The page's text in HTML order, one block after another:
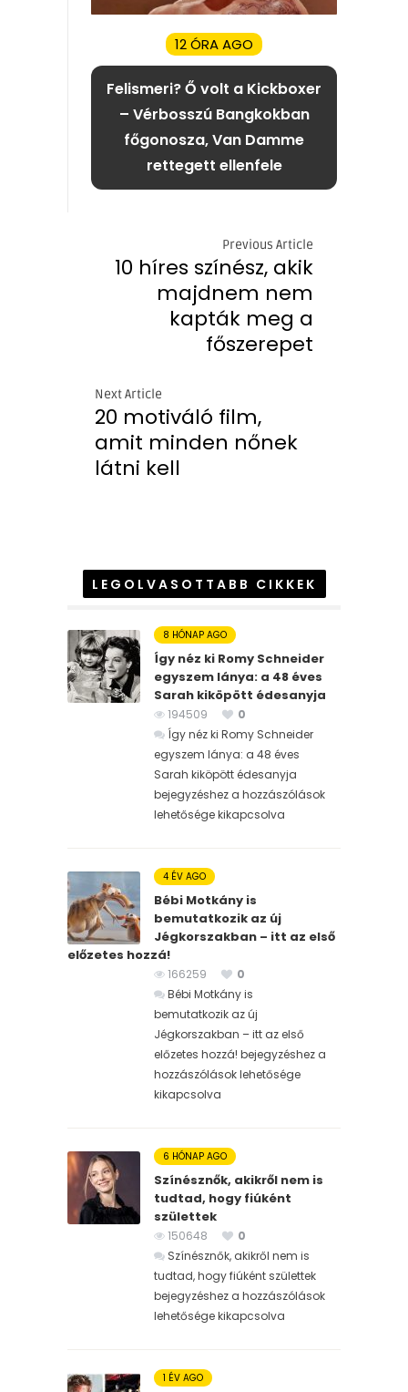
12 ÓRA AGO
Felismeri? Ő volt a Kickboxer
– Vérbosszú Bangkokban
főgonosza, Van Damme
rettegett ellenfele
Previous Article
10 híres színész, akik
majdnem nem
kapták meg a
főszerepet
Next Article
20 motiváló film,
amit minden nőnek
látni kell
LEGOLVASOTTABB CIKKEK
8 HÓNAP AGO
Így néz ki Romy Schneider
egyszem lánya: a 48 éves
Sarah kiköpött édesanyja
194509
0
Így néz ki Romy Schneider
egyszem lánya: a 48 éves
Sarah kiköpött édesanyja
bejegyzéshez a hozzászólások
lehetősége kikapcsolva
4 ÉV AGO
Bébi Motkány is
bemutatkozik az új
Jégkorszakban – itt az első
előzetes hozzá!
166259
0
Bébi Motkány is
bemutatkozik az új
Jégkorszakban – itt az első
előzetes hozzá! bejegyzéshez a
hozzászólások lehetősége
kikapcsolva
6 HÓNAP AGO
Színésznők, akikről nem is
tudtad, hogy fiúként
születtek
150648
0
Színésznők, akikről nem is
tudtad, hogy fiúként születtek
bejegyzéshez a hozzászólások
lehetősége kikapcsolva
1 ÉV AGO